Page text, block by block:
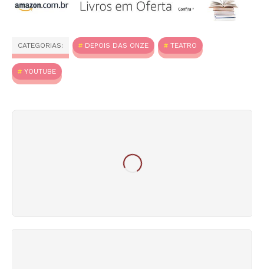
CATEGORIAS: DEPOIS DAS ONZE TEATRO
YOUTUBE